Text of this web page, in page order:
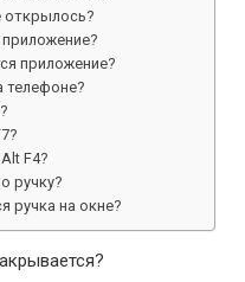
открылось?
приложение?
телефоне?
F4?
ручку?
ручка на окне?